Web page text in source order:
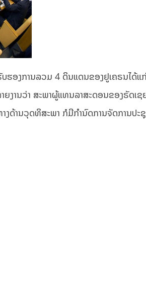
ຮອງການລວມ 4 ດິນແດນຂອງຢູເຄຣນໄດ້ແ
ຍງານວ່າ ສະພາຜູ້ແທນລາສະດອນຂອງຣັດເ
ດ້ານວຸດທິສະພາ ກໍມີກໍານົດການຈັດການປະ